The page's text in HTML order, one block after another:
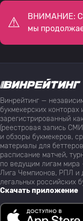
ВНИМАНИЕ:
мы
Винрейтинг —
букмекерских конторах
зарегистрированный
(реестровая запись
и обзоры букмекеров,
материалы для
расписание матчей,
по ведущим лигам
Лига Чемпионов, РПЛ и
легальных российских
Скачать приложение